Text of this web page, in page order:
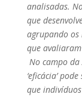
analisadas.
que
agrupando os
que avaliaram
No campo da
‘eficácia’
que